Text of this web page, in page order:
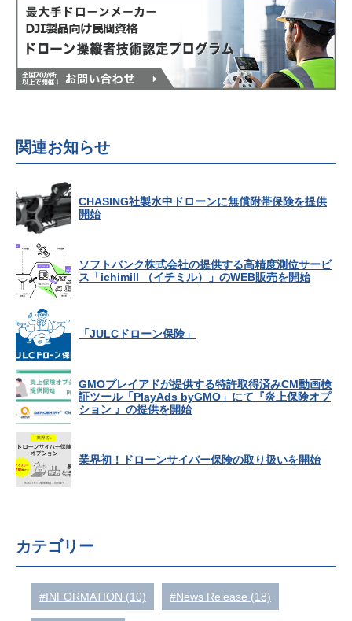
関連お知らせ
CHASING社製水中ドローンに無償附帯保険を提供
開始
ソフトバンク株式会社の提供する高精度測位サービ
ス「ichimill （イチミル）」のWEB販売を開始
「JULCドローン保険」
GMOプレイアドが提供する特許取得済みCM動画検
証ツール「PlayAds byGMO」にて『炎上保険オプ
ション 』の提供を開始
業界初！ドローンサイバー保険の取り扱いを開始
カテゴリー
#INFORMATION (10) #News Release (18)